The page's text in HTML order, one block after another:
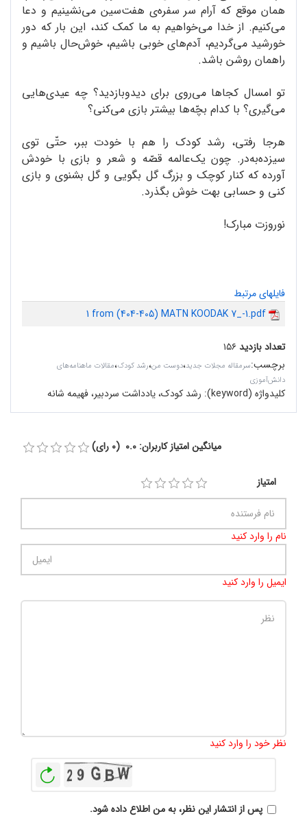
همان موقع که آرام سر سفره‌ی هفت‌سین می‌نشینیم و دعا
می‌کنیم. از خدا می‌خواهیم به ما کمک کند، این بار که دور
خورشید می‌گردیم، آدم‌های خوبی باشیم، خوش‌حال باشیم و
راهمان روشن باشد.
تو امسال کجاها می‌روی برای دیدوبازدید؟ چه عیدی‌هایی
می‌گیری؟ با کدام بچّه‌ها بیشتر بازی می‌کنی؟
هرجا رفتی، رشد کودک را هم با خودت ببر، حتّی توی
سیزده‌به‌در. چون یک‌عالمه قصّه و شعر و بازی با خودش
آورده که کنار کوچک و بزرگ گل بگویی و گل بشنوی و بازی
کنی و حسابی بهت خوش بگذرد.
نوروزت مبارک!
فایلهای مرتبط
1 from (404-405) MATN KOODAK 7_-1.pdf
تعداد بازدید۱۵۶
برچسب:سرمقاله مجلات جدید،دوست من،رشد کودک،مقالات ماهنامه‌های
دانش‌آموزی
کلیدواژه (keyword): رشد کودک، یادداشت سردبیر، فهیمه شانه
میانگین امتیاز کاربران: 0.0 (0 رای)
امتیاز
نام را وارد کنید
ایمیل را وارد کنید
نظر خود را وارد کنید
پس از انتشار این نظر، به من اطلاع داده شود.